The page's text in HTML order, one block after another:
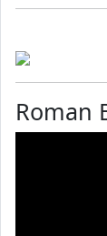
Roman